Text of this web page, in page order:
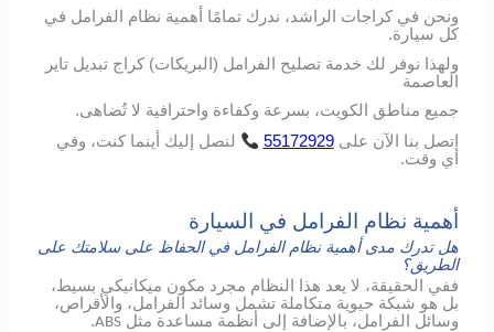
ونحن في كراجات الراشد، ندرك تمامًا أهمية نظام الفرامل في
كل سيارة.
ولهذا نوفر لك خدمة تصليح الفرامل (البريكات) كراج تبديل تاير
العاصمة
جميع مناطق الكويت، بسرعة وكفاءة واحترافية لا تُضاهى.
اتصل بنا الآن على 55172929 لنصل إليك أينما كنت، وفي
أي وقت.
أهمية نظام الفرامل في السيارة
هل تدرك مدى أهمية نظام الفرامل في الحفاظ على سلامتك على
الطريق؟
ففي الحقيقة، لا يعد هذا النظام مجرد مكون ميكانيكي بسيط،
بل هو شبكة حيوية متكاملة تشمل وسائد الفرامل، والأقراص،
وسائل الفرامل، بالإضافة إلى أنظمة مساعدة مثلABS
.